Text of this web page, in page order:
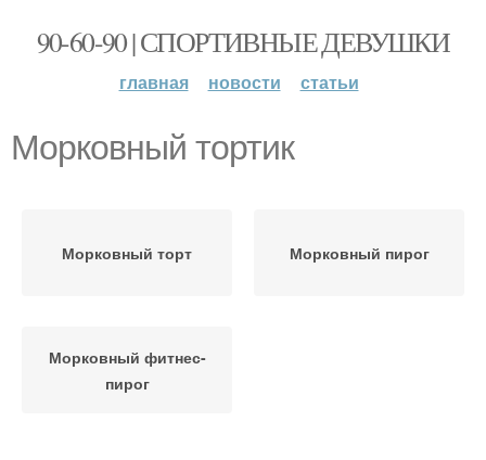
90-60-90 | СПОРТИВНЫЕ ДЕВУШКИ
главная новости статьи
Морковный тортик
Морковный торт Морковный пирог
Морковный фитнес-
пирог